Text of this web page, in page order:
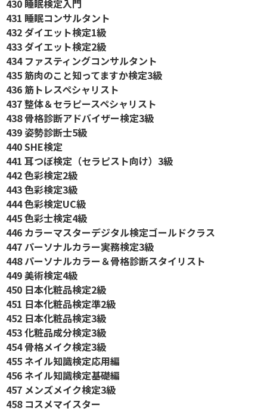
430 睡眠検定入門
431 睡眠コンサルタント
432 ダイエット検定1級
433 ダイエット検定2級
434 ファスティングコンサルタント
435 筋肉のこと知ってますか検定3級
436 筋トレスペシャリスト
437 整体＆セラピースペシャリスト
438 骨格診断アドバイザー検定3級
439 姿勢診断士5級
440 SHE検定
441 耳つぼ検定（セラピスト向け）3級
442 色彩検定2級
443 色彩検定3級
444 色彩検定UC級
445 色彩士検定4級
446 カラーマスターデジタル検定ゴールドクラス
447 パーソナルカラー実務検定3級
448 パーソナルカラー＆骨格診断スタイリスト
449 美術検定4級
450 日本化粧品検定2級
451 日本化粧品検定準2級
452 日本化粧品検定3級
453 化粧品成分検定3級
454 骨格メイク検定3級
455 ネイル知識検定応用編
456 ネイル知識検定基礎編
457 メンズメイク検定3級
458 コスメマイスター